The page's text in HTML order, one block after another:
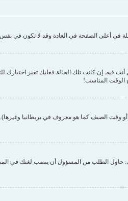
في أعلى الصفحة في العادة وقد لا تكون في نفس
إن كانت تلك الحالة فعليك تغير اختيارك
الوقت المناسب!
وقت الصيف كما هو معروف في بريطانيا